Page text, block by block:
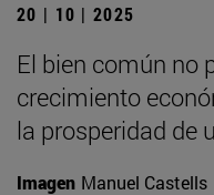
20 | 10 | 2025
El bien común no
crecimiento
la prosperidad de
Imagen Manuel Castells